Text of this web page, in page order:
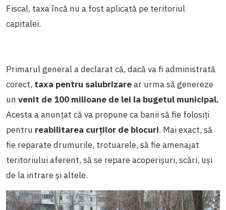
Fiscal, taxa încă nu a fost aplicată pe teritoriul
capitalei.
Primarul general a declarat că, dacă va fi administrată
corect, taxa pentru salubrizarear urma să genereze
un venit de 100 milioane de lei la bugetul municipal.
Acesta a anunțat că va propune ca banii să fie folosiți
pentru reabilitarea curților de blocuri. Mai exact, să
fie reparate drumurile, trotuarele, să fie amenajat
teritoriului aferent, să se repare acoperișuri, scări, uși
de la intrare și altele.